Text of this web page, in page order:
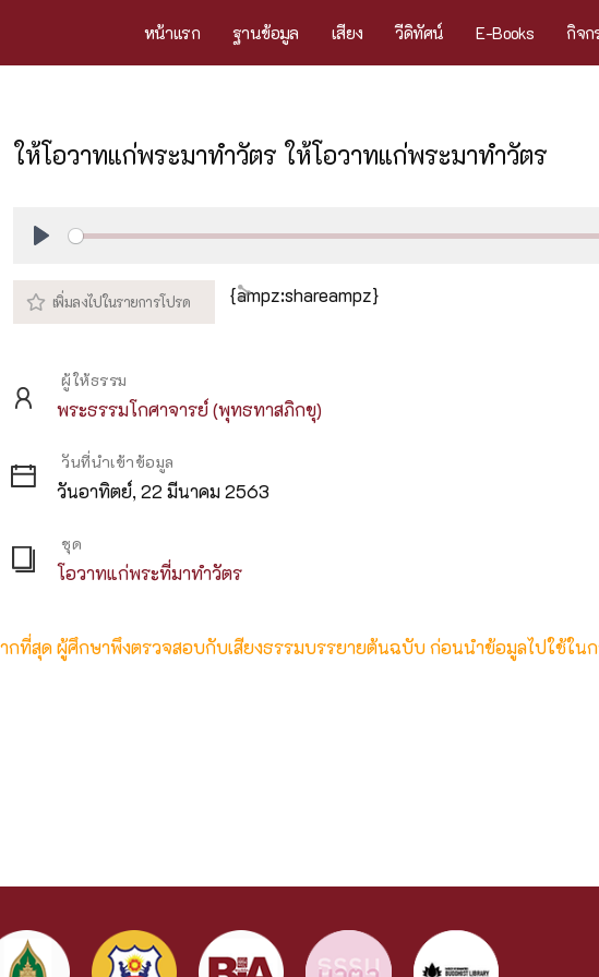
หน้าแรก ฐานข้อมูล เสียง วีดิทัศน์ E-Books กิจก
ให้โอวาทแก่พระมาทำวัตร ให้โอวาทแก่พระมาทำวัตร
{ampz:shareampz}
ผู้ให้ธรรม
พระธรรมโกศาจารย์ (พุทธทาสภิกขุ)
วันที่นำเข้าข้อมูล
วันอาทิตย์, 22 มีนาคม 2563
ชุด
โอวาทแก่พระที่มาทำวัตร
ที่สุด ผู้ศึกษาพึงตรวจสอบกับเสียงธรรมบรรยายต้นฉบับ ก่อนนำข้อมูลไปใช้ในก